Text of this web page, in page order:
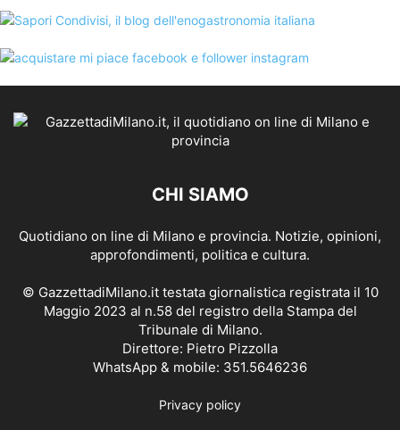
CHI SIAMO
Quotidiano on line di Milano e provincia. Notizie, opinioni,
approfondimenti, politica e cultura.
© GazzettadiMilano.it testata giornalistica registrata il 10
Maggio 2023 al n.58 del registro della Stampa del
Tribunale di Milano.
Direttore: Pietro Pizzolla
WhatsApp & mobile: 351.5646236
Privacy policy